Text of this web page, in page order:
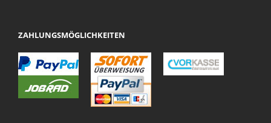
ZAHLUNGSMÖGLICHKEITEN